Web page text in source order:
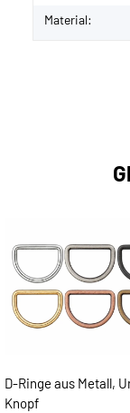
Material:
D-Ringe aus Metall,
Knopf